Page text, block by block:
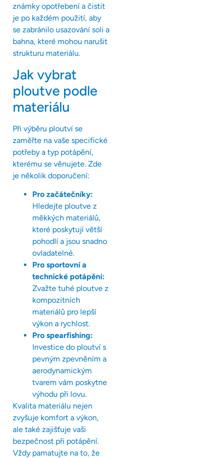
známky opotřebení a čistit
je po každém použití, aby
se zabránilo usazování soli a
bahna, které mohou narušit
strukturu materiálu.
Jak vybrat
ploutve podle
materiálu
Při výběru ploutví se
zaměřte na vaše specifické
potřeby a typ potápění,
kterému se věnujete. Zde
je několik doporučení:
Pro začátečníky:
Hledejte ploutve z
měkkých materiálů,
které poskytují větší
pohodlí a jsou snadno
ovladatelné.
Pro sportovní a
technické potápění:
Zvažte tuhé ploutve z
kompozitních
materiálů pro lepší
výkon a rychlost.
Pro spearfishing:
Investice do ploutví s
pevným zpevněním a
aerodynamickým
tvarem vám poskytne
výhodu při lovu.
Kvalita materiálu nejen
zvyšuje komfort a výkon,
ale také zajišťuje vaši
bezpečnost při potápění.
Vždy pamatujte na to, že